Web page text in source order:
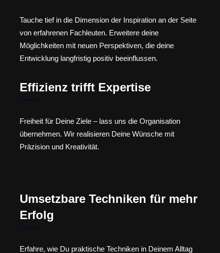
Tauche tief in die Dimension der Inspiration an der Seite
von erfahrenen Fachleuten. Erweitere deine
Möglichkeiten mit neuen Perspektiven, die deine
Entwicklung langfristig positiv beeinflussen.
Effizienz trifft Expertise
Freiheit für Deine Ziele – lass uns die Organisation
übernehmen. Wir realisieren Deine Wünsche mit
Präzision und Kreativität.
Umsetzbare Techniken für mehr
Erfolg
Erfahre, wie Du praktische Techniken in Deinem Alltag